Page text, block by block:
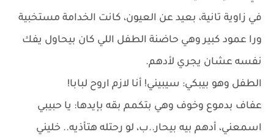
في زاوية تانية، بعيد عن العيون، كانت الخدامة مستخبية
ورا عمود كبير وهي حاضنة الطفل اللي كان بيحاول يفك
نفسه عشان يجري لأدهم.
الطفل وهو بيبكي: سيبيني! أنا لازم اروح لبابا!
عفاف بدموع وخوف وهي بتكمم بقه بإيدها: يا حبيبي
اسمعني، أدهم بيه بيحار..ب، لو رحتله هتأذيه.. خليني